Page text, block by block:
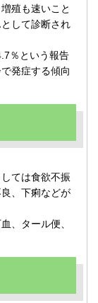
殖も速いこと
して診断され
％という報告
発症する傾向
ては食欲不振
、下痢などが
、タール便、